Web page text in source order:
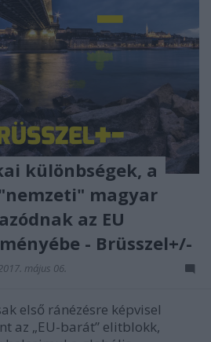
különbségek, a
magyar
az EU
- Brüsszel+/-
május 06.
első ránézésre képvisel
az „EU-barát” elitblokk,